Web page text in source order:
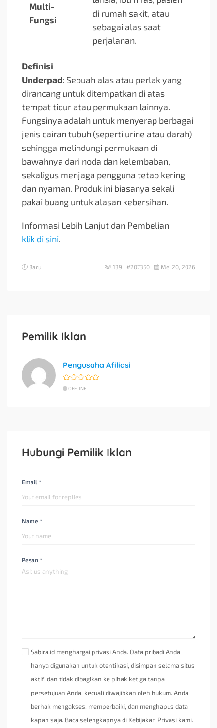
Multi-
Fungsi
di rumah sakit, atau
sebagai alas saat
perjalanan.
Definisi
Underpad: Sebuah alas atau perlak yang
dirancang untuk ditempatkan di atas
tempat tidur atau permukaan lainnya.
Fungsinya adalah untuk menyerap berbagai
jenis cairan tubuh (seperti urine atau darah)
sehingga melindungi permukaan di
bawahnya dari noda dan kelembaban,
sekaligus menjaga pengguna tetap kering
dan nyaman. Produk ini biasanya sekali
pakai buang untuk alasan kebersihan.
Informasi Lebih Lanjut dan Pembelian
klik di sini.
Baru 139 #207350 Mei 20, 2026
Pemilik Iklan
Pengusaha Afiliasi
OFFLINE
Hubungi Pemilik Iklan
Email *
Name *
Pesan *
Sabira.id menghargai privasi Anda. Data pribadi Anda
hanya digunakan untuk otentikasi, disimpan selama situs
aktif, dan tidak dibagikan ke pihak ketiga tanpa
persetujuan Anda, kecuali diwajibkan oleh hukum. Anda
berhak mengakses, memperbaiki, dan menghapus data
kapan saja. Baca selengkapnya di Kebijakan Privasi kami.